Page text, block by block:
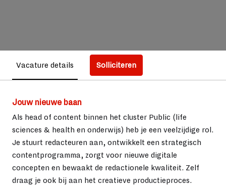
Vacature details Solliciteren
Jouw nieuwe baan
Als head of content binnen het cluster Public (life
sciences & health en onderwijs) heb je een veelzijdige rol.
Je stuurt redacteuren aan, ontwikkelt een strategisch
contentprogramma, zorgt voor nieuwe digitale
concepten en bewaakt de redactionele kwaliteit. Zelf
draag je ook bij aan het creatieve productieproces.